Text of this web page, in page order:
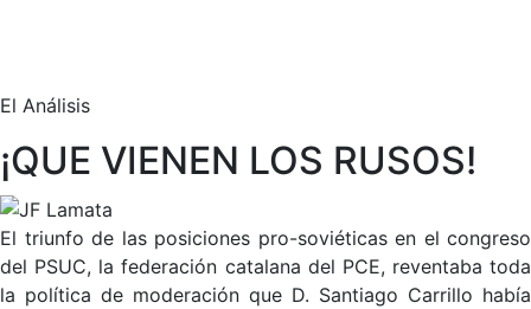
El Análisis
¡QUE VIENEN LOS RUSOS!
El triunfo de las posiciones pro-soviéticas en el congreso
del PSUC, la federación catalana del PCE, reventaba toda
la política de moderación que D. Santiago Carrillo había